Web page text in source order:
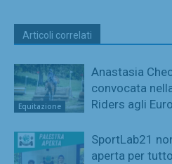
Articoli correlati
Equitazione
Anastasia
convocata
Riders agli
SportLab21
aperta per